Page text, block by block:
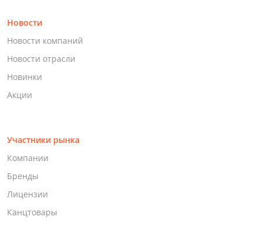
Новости
Новости компаний
Новости отрасли
Новинки
Акции
Участники рынка
Компании
Бренды
Лицензии
Канцтовары